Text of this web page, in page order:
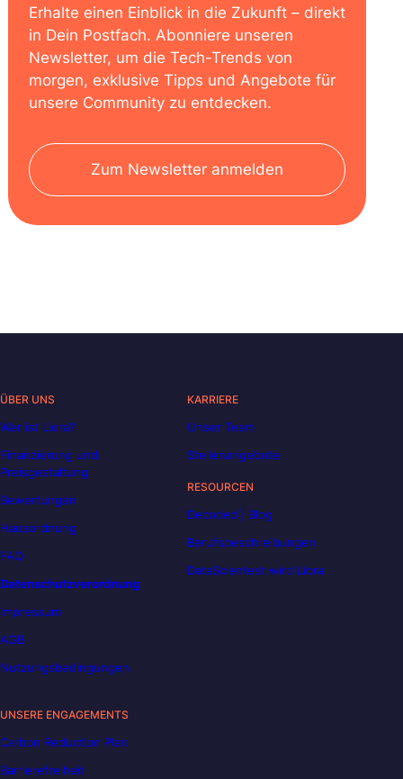
Erhalte einen Einblick in die Zukunft – direkt
in Dein Postfach. Abonniere unseren
Newsletter, um die Tech-Trends von
morgen, exklusive Tipps und Angebote für
unsere Community zu entdecken.
Zum Newsletter anmelden
ÜBER UNS
Wer ist Liora?
Finanzierung und
Preisgestaltung
Bewertungen
Hausordnung
FAQ
Datenschutzverordnung
Impressum
AGB
Nutzungsbedingungen
KARRIERE
Unser Team
Stellenangebote
RESOURCEN
Decoded | Blog
Berufsbeschreibungen
DataScientest wird Liora
UNSERE ENGAGEMENTS
Carbon Reduction Plan
Barrierefreiheit